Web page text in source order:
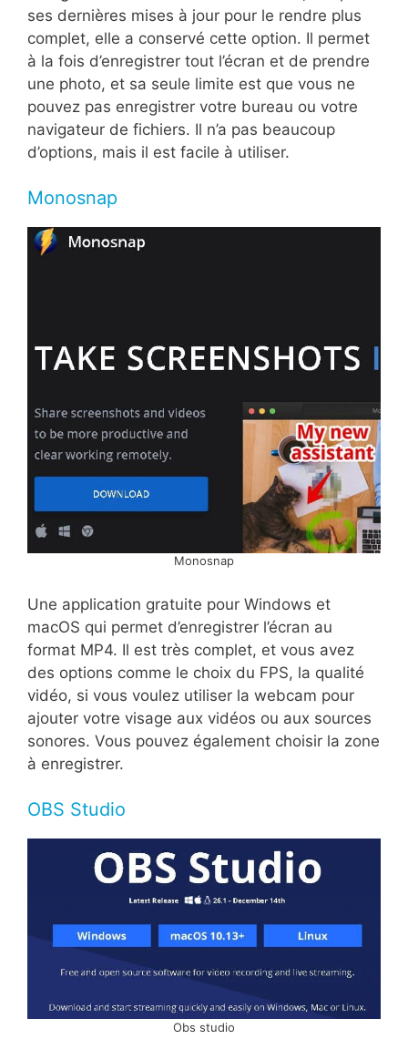
ses dernières mises à jour pour le rendre plus
complet, elle a conservé cette option. Il permet
à la fois d’enregistrer tout l’écran et de prendre
une photo, et sa seule limite est que vous ne
pouvez pas enregistrer votre bureau ou votre
navigateur de fichiers. Il n’a pas beaucoup
d’options, mais il est facile à utiliser.
Monosnap
Monosnap
Une application gratuite pour Windows et
macOS qui permet d’enregistrer l’écran au
format MP4. Il est très complet, et vous avez
des options comme le choix du FPS, la qualité
vidéo, si vous voulez utiliser la webcam pour
ajouter votre visage aux vidéos ou aux sources
sonores. Vous pouvez également choisir la zone
à enregistrer.
OBS Studio
Obs studio